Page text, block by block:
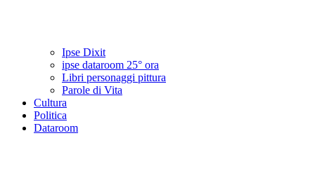
Ipse Dixit
ipse dataroom 25° ora
Libri personaggi pittura
Parole di Vita
Cultura
Politica
Dataroom